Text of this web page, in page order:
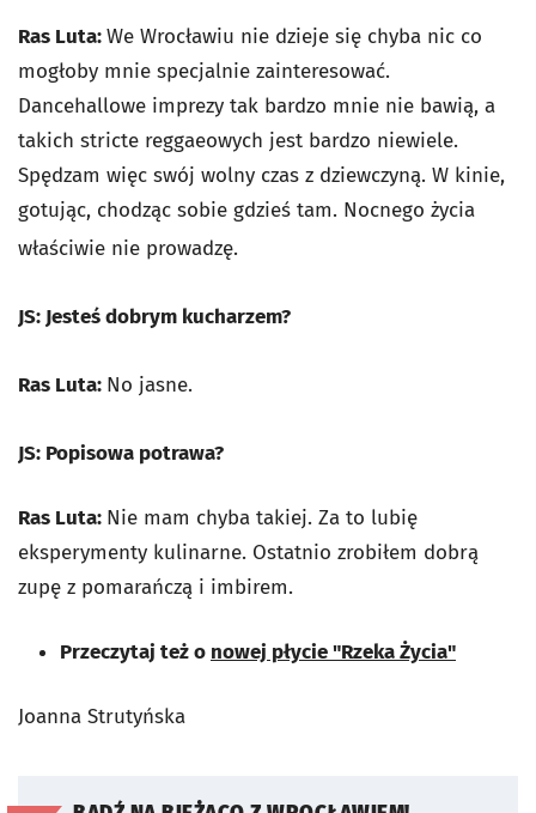
Ras Luta:We Wrocławiu nie dzieje się chyba nic co
mogłoby mnie specjalnie zainteresować.
Dancehallowe imprezy tak bardzo mnie nie bawią, a
takich stricte reggaeowych jest bardzo niewiele.
Spędzam więc swój wolny czas z dziewczyną. W kinie,
gotując, chodząc sobie gdzieś tam. Nocnego życia
właściwie nie prowadzę.
JS: Jesteś dobrym kucharzem?
Ras Luta: No jasne.
JS: Popisowa potrawa?
Ras Luta: Nie mam chyba takiej. Za to lubię
eksperymenty kulinarne. Ostatnio zrobiłem dobrą
zupę z pomarańczą i imbirem.
Przeczytaj też o nowej płycie "Rzeka Życia"
Joanna Strutyńska